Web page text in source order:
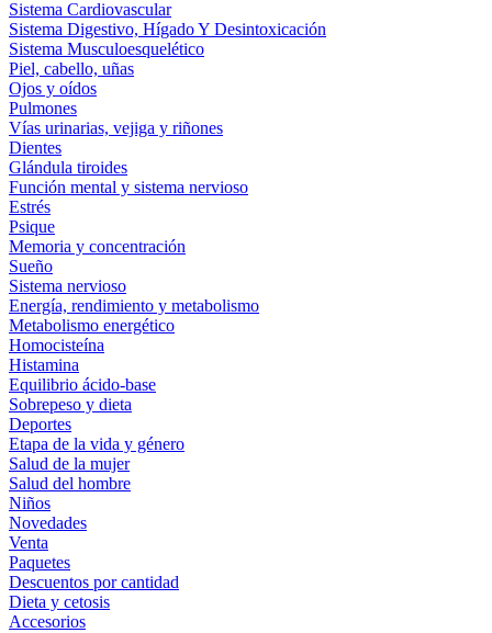
Sistema Cardiovascular
Sistema Digestivo, Hígado Y Desintoxicación
Sistema Musculoesquelético
Piel, cabello, uñas
Ojos y oídos
Pulmones
Vías urinarias, vejiga y riñones
Dientes
Glándula tiroides
Función mental y sistema nervioso
Estrés
Psique
Memoria y concentración
Sueño
Sistema nervioso
Energía, rendimiento y metabolismo
Metabolismo energético
Homocisteína
Histamina
Equilibrio ácido-base
Sobrepeso y dieta
Deportes
Etapa de la vida y género
Salud de la mujer
Salud del hombre
Niños
Novedades
Venta
Paquetes
Descuentos por cantidad
Dieta y cetosis
Accesorios